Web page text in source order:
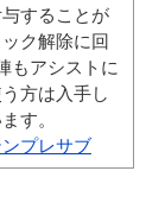
することが
ク解除に回
もアシストに
方は入手し
す。
プレサブ